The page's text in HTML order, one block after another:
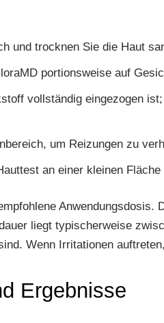
und trocknen Sie die Haut
portionsweise auf
vollständig eingezogen
um Reizungen zu
an einer kleinen
liegt typischerweise
Wenn Irritationen
Ergebnisse